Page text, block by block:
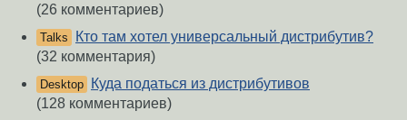
(26 комментариев)
Talks
Кто там хотел универсальный дистрибутив?
(32 комментария)
Desktop
Куда податься из дистрибутивов
(128 комментариев)